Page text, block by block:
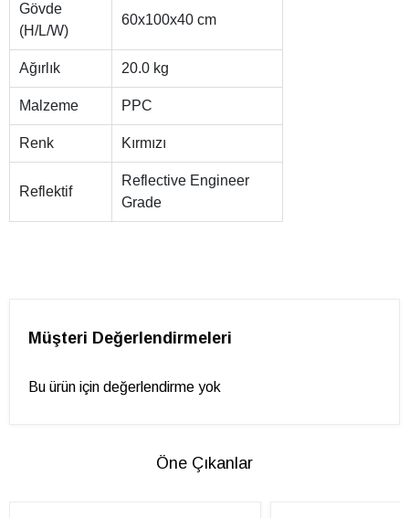
Gövde
(H/L/W)
60x100x40 cm
Ağırlık 20.0 kg
Malzeme PPC
Renk Kırmızı
Reflektif
Reflective Engineer
Grade
Müşteri Değerlendirmeleri
Bu ürün için değerlendirme yok
Öne Çıkanlar